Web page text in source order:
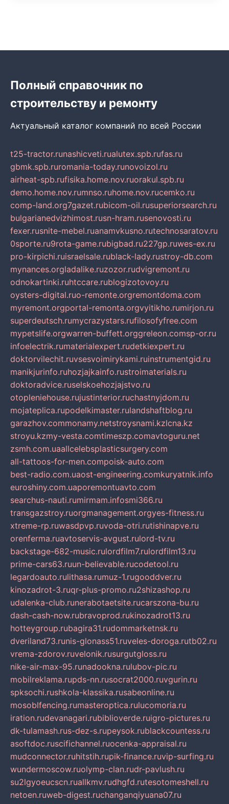
Полный справочник по
строительству и ремонту
Актуальный каталог компаний по всей России
t25-tractor.runashicveti.rualutex.spb.rufas.ru
gbmk.spb.ruromania-today.runovoizol.ru
airheat-spb.rufisika.home.nov.ruorakul.spb.ru
demo.home.nov.rumnso.ruhome.nov.rucemko.ru
comp-land.org7gazet.rubicom-oil.rusuperiorsearch.ru
bulgarianedvizhimost.rusn-hram.rusenovosti.ru
fexer.rusnite-mebel.ruanamvkusno.rutechnosaratov.ru
0sporte.ru9rota-game.rubigbad.ru227gp.ruwes-ex.ru
pro-kirpichi.ruisraelsale.rublack-lady.rustroy-db.com
mynances.orgladalike.ruzozor.rudvigremont.ru
odnokartinki.ruhtccare.rublogizotovoy.ru
oysters-digital.ruo-remonte.orgremontdoma.com
myremont.orgportal-remonta.orgvyitikho.rumirjon.ru
superdeutsch.rumycrazystars.rufilosofyfree.com
mypetslife.orgwarren-buffett.orggreleon.comsp-or.ru
infoelectrik.rumaterialexpert.rudetkiexpert.ru
doktorvilechit.ruvsesvoimirykami.ruinstrumentgid.ru
manikjurinfo.ruhozjajkainfo.rustroimaterials.ru
doktoradvice.ruselskoehozjajstvo.ru
otopleniehouse.rujustinterior.ruchastnyjdom.ru
mojateplica.rupodelkimaster.rulandshaftblog.ru
garazhov.commonamy.netstroysnami.kzlcna.kz
stroyu.kzmy-vesta.comtimeszp.comavtoguru.net
zsmh.com.uaallcelebsplasticsurgery.com
all-tattoos-for-men.compoisk-auto.com
best-radio.com.uaost-engineering.comkuryatnik.info
euroshiny.com.uaporemontuavto.com
searchus-nauti.rumirmam.infosmi366.ru
transgazstroy.ruorgmanagement.orgyes-fitness.ru
xtreme-rp.ruwasdpvp.ruvoda-otri.rutishinapve.ru
orenferma.ruavtoservis-avgust.rulord-tv.ru
backstage-682-music.rulordfilm7.rulordfilm13.ru
prime-cars63.ruun-believable.rucodetool.ru
legardoauto.rulithasa.rumuz-1.rugooddver.ru
kinozadrot-3.ruqr-plus-promo.ru2shizashop.ru
udalenka-club.runerabotaetsite.rucarszona-bu.ru
dash-cash-now.rubravoprod.rukinozadrot13.ru
hotteygroup.rubagira31.rudommarketnsk.ru
dveriland73.runis-glonass51.ruveles-doroga.rutb02.ru
vrema-zdorov.ruvelonik.rusurgutgloss.ru
nike-air-max-95.runadookna.rulubov-pic.ru
mobilreklama.rupds-nn.rusocrat2000.ruvgurin.ru
spksochi.rushkola-klassika.rusabeonline.ru
mosoblfencing.rumasteroptica.rulucomoria.ru
iration.rudevanagari.rubiblioverde.ruigro-pictures.ru
dk-tulamash.rus-dez-s.rupeysok.rublackcountess.ru
asoftdoc.ruscifichannel.ruocenka-appraisal.ru
mudconnector.ruhitstih.rupik-finance.ruvip-surfing.ru
wundermoscow.ruolymp-clan.rudr-pavlush.ru
su2lgyoeucscn.ruallkmv.rudhgfd.rutesotomeshell.ru
netoen.ruweb-digest.ruchanganqiyuana07.ru